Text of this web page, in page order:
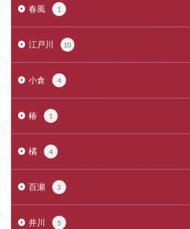
春風 1
江戸川 10
小倉 4
椿 1
橘 4
百瀬 3
井川 5